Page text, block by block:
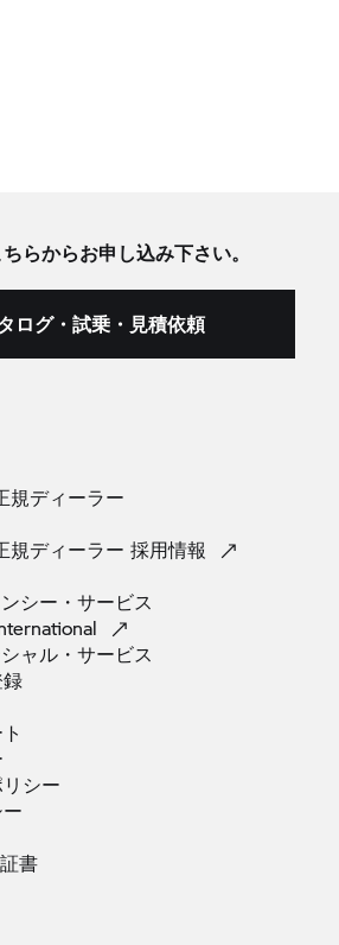
らからお申し込み下さい。
ログ・試乗・見積依頼
規ディーラー
規ディーラー採用情報
シー・サービス
ャル・サービス
シー
書